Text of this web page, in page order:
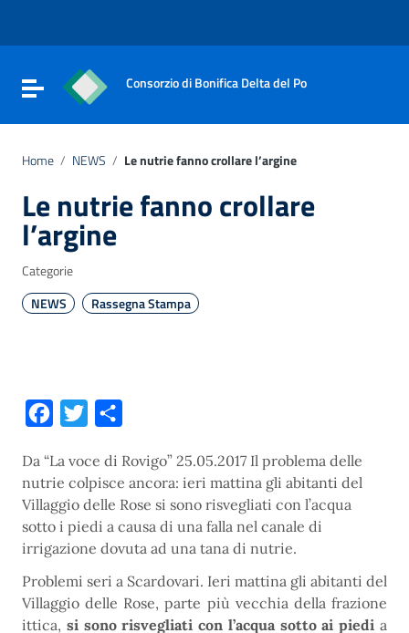
Vai al footer
Attiva / disattiva la navigazione
Consorzio di Bonifica Delta del Po
Home / NEWS / Le nutrie fanno crollare l’argine
Le nutrie fanno crollare
l’argine
Categorie
NEWS
Rassegna Stampa
Facebook
Twitter
Da “La voce di Rovigo” 25.05.2017 Il problema delle
nutrie colpisce ancora: ieri mattina gli abitanti del
Villaggio delle Rose si sono risvegliati con l’acqua
sotto i piedi a causa di una falla nel canale di
irrigazione dovuta ad una tana di nutrie.
Problemi seri a Scardovari. Ieri mattina gli abitanti del
Villaggio delle Rose, parte più vecchia della frazione
ittica, si sono risvegliati con l’acqua sotto ai piedi a